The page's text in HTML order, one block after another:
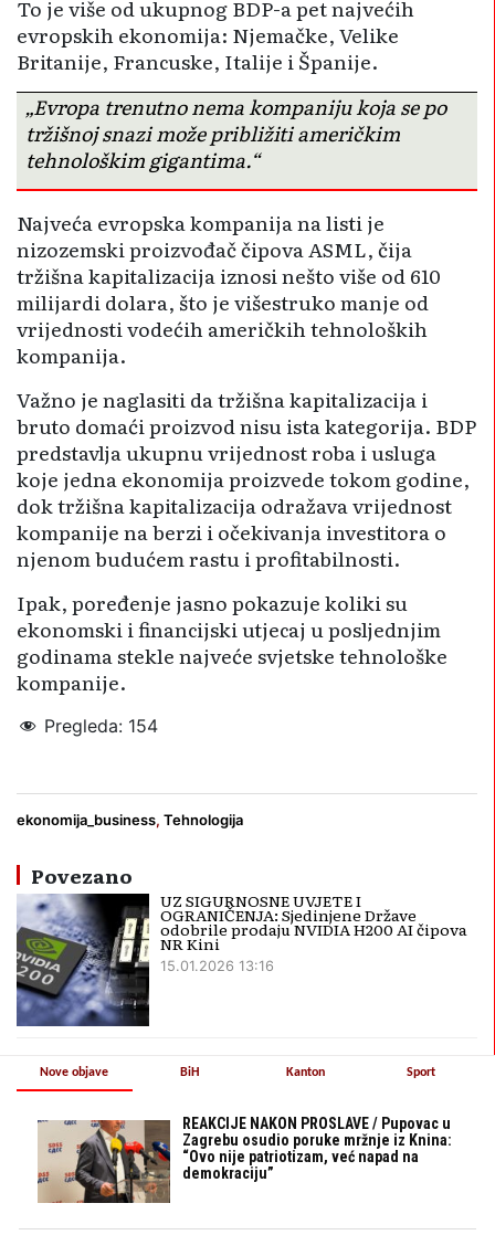
To je više od ukupnog BDP-a pet najvećih
evropskih ekonomija: Njemačke, Velike
Britanije, Francuske, Italije i Španije.
„Evropa trenutno nema kompaniju koja se po
tržišnoj snazi može približiti američkim
tehnološkim gigantima.“
Najveća evropska kompanija na listi je
nizozemski proizvođač čipova ASML, čija
tržišna kapitalizacija iznosi nešto više od 610
milijardi dolara, što je višestruko manje od
vrijednosti vodećih američkih tehnoloških
kompanija.
Važno je naglasiti da tržišna kapitalizacija i
bruto domaći proizvod nisu ista kategorija. BDP
predstavlja ukupnu vrijednost roba i usluga
koje jedna ekonomija proizvede tokom godine,
dok tržišna kapitalizacija odražava vrijednost
kompanije na berzi i očekivanja investitora o
njenom budućem rastu i profitabilnosti.
Ipak, poređenje jasno pokazuje koliki su
ekonomski i financijski utjecaj u posljednjim
godinama stekle najveće svjetske tehnološke
kompanije.
Pregleda: 154
ekonomija_business, Tehnologija
Povezano
UZ SIGURNOSNE UVJETE I
OGRANIČENJA: Sjedinjene Države
odobrile prodaju NVIDIA H200 AI čipova
NR Kini
15.01.2026 13:16
Nove objave
REAKCIJE NAKON PROSLAVE / Pupovac u
Zagrebu osudio poruke mržnje iz Knina:
“Ovo nije patriotizam, već napad na
demokraciju”
BiH Kanton Sport